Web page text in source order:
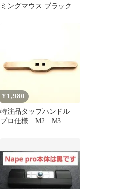
ミングマウス ブラック
¥ 1,980
特注品タップハンドル
プロ仕様 M2 M3